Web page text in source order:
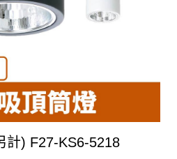
E27 吸頂筒燈(光源另計) F27-KS6-5218